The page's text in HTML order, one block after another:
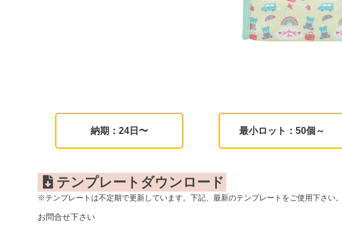
納期：24日〜 最小ロット：50個～
テンプレートダウンロード
※テンプレートは不定期で更新しています。下記、最新のテンプレートをご使用下さい。
お問合せ下さい